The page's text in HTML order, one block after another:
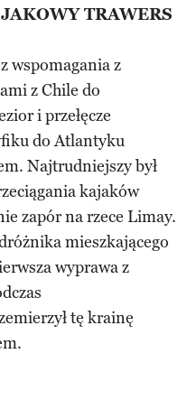
TRAWERS
wspomagania z
z Chile do
i przełęcze
do Atlantyku
Najtrudniejszy był
kajaków
zapór na rzece Limay.
mieszkającego
wyprawa z
tę krainę